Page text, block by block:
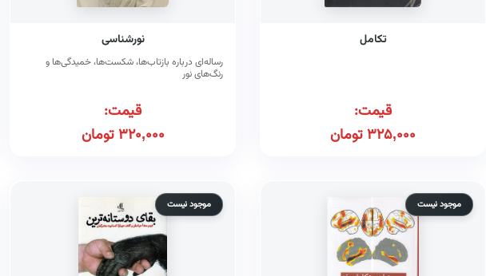
تکامل
قیمت:
325,000تومان
نورشناسی
رساله‌ای درباره بازتاب‌ها، شکست‌ها، خمیدگی‌ها و
رنگ‌های نور
قیمت:
320,000تومان
موجود نیست موجود نیست